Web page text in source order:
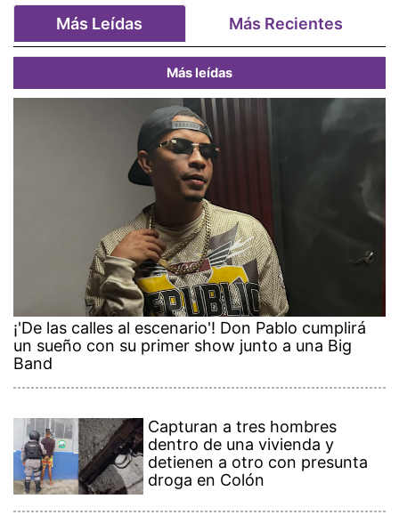
Más Leídas Más Recientes
Más leídas
¡'De las calles al escenario'! Don Pablo cumplirá
un sueño con su primer show junto a una Big
Band
Capturan a tres hombres
dentro de una vivienda y
detienen a otro con presunta
droga en Colón